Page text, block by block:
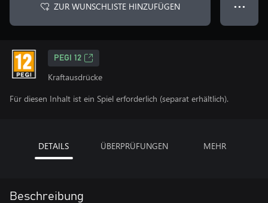
ZUR WUNSCHLISTE HINZUFÜGEN ● ● ●
PEGI 12
Kraftausdrücke
Für diesen Inhalt ist ein Spiel erforderlich (separat erhältlich).
DETAILS ÜBERPRÜFUNGEN MEHR
Beschreibung